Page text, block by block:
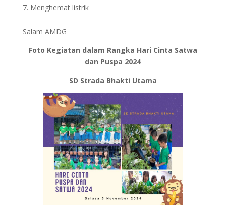
Menghemat listrik
Salam AMDG
Foto Kegiatan dalam Rangka Hari Cinta Satwa
dan Puspa 2024
SD Strada Bhakti Utama